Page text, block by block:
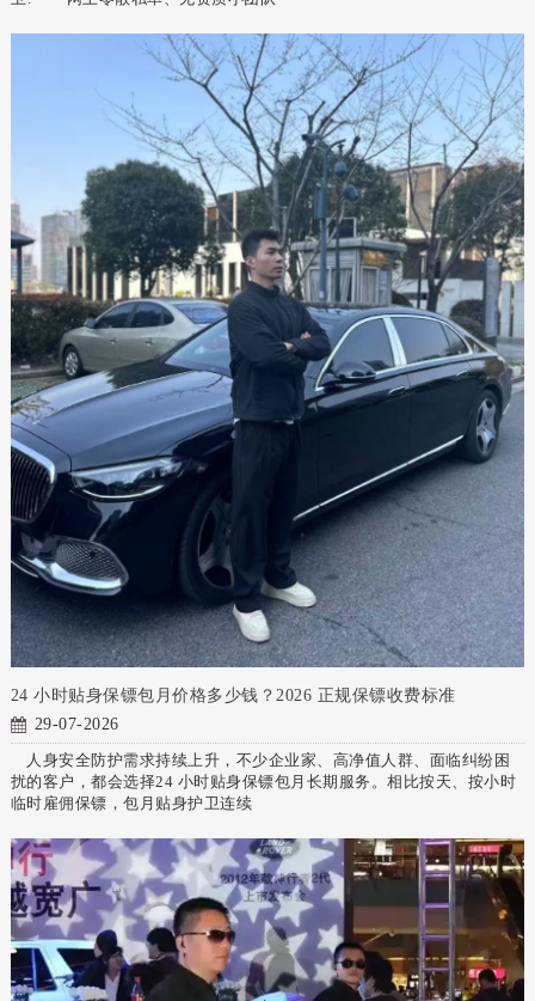
24 小时贴身保镖包月价格多少钱？2026 正规保镖收费标准
29-07-2026
人身安全防护需求持续上升，不少企业家、高净值人群、面临纠纷困
扰的客户，都会选择24 小时贴身保镖包月长期服务。相比按天、按小时
临时雇佣保镖，包月贴身护卫连续